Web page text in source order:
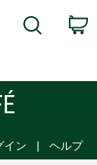
Search
イン ヘルプ